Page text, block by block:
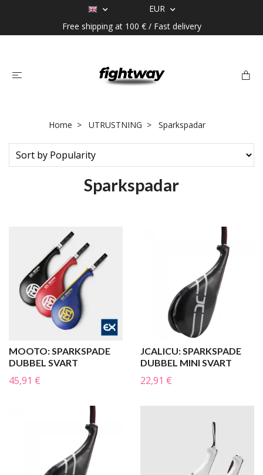
EUR
Free shipping at 100 € / Fast delivery
Home UTRUSTNING Sparkspadar
Sparkspadar
MOOTO: SPARKSPADE
DUBBEL SVART
45,91 €
JCALICU: SPARKSPADE
DUBBEL MINI SVART
22,91 €